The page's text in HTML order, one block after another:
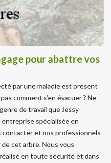
pour abattre vos
par une maladie est présent
comment s’en évacuer ? Ne
de travail que Jessy
entreprise spécialisée en
contacter et nos professionnels
cet arbre. Nous vous
en toute sécurité et dans